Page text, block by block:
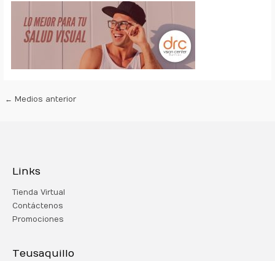
← Medios anterior
Links
Tienda Virtual
Contáctenos
Promociones
Teusaquillo